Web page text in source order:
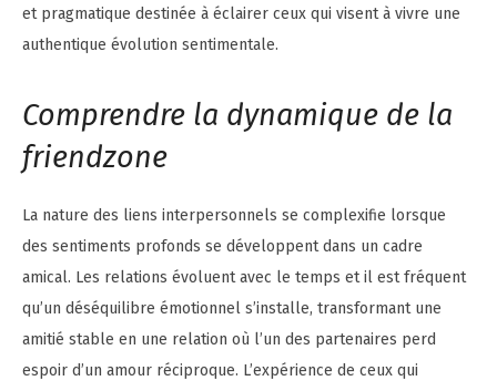
et pragmatique destinée à éclairer ceux qui visent à vivre une
authentique évolution sentimentale.
Comprendre la dynamique de la
friendzone
La nature des liens interpersonnels se complexifie lorsque
des sentiments profonds se développent dans un cadre
amical. Les relations évoluent avec le temps et il est fréquent
qu’un déséquilibre émotionnel s’installe, transformant une
amitié stable en une relation où l’un des partenaires perd
espoir d’un amour réciproque. L’expérience de ceux qui